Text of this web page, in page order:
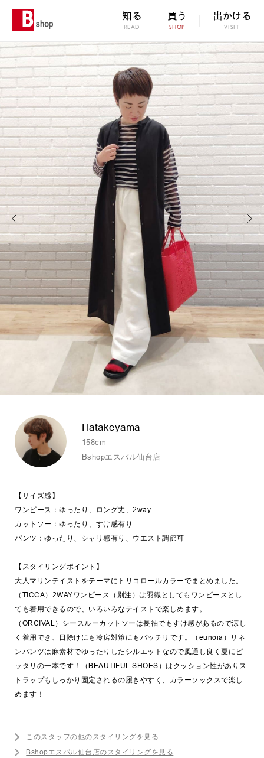
知る
READ
買う
SHOP
出かける
VISIT
Hatakeyama
158cm
Bshopエスパル仙台店
【サイズ感】
ワンピース：ゆったり、ロング丈、2way
カットソー：ゆったり、すけ感有り
パンツ：ゆったり、シャリ感有り、ウエスト調節可
【スタイリングポイント】
大人マリンテイストをテーマにトリコロールカラーでまとめました。
（TICCA）2WAYワンピース（別注）は羽織としてもワンピースとし
ても着用できるので、いろいろなテイストで楽しめます。
（ORCIVAL）シースルーカットソーは長袖でもすけ感があるので涼し
く着用でき、日除けにも冷房対策にもバッチリです。（eunoia）リネ
ンパンツは麻素材でゆったりしたシルエットなので風通し良く夏にピ
ッタリの一本です！（BEAUTIFUL SHOES）はクッション性がありス
トラップもしっかり固定されるの履きやすく、カラーソックスで楽し
めます！
このスタッフの他のスタイリングを見る
Bshopエスパル仙台店のスタイリングを見る